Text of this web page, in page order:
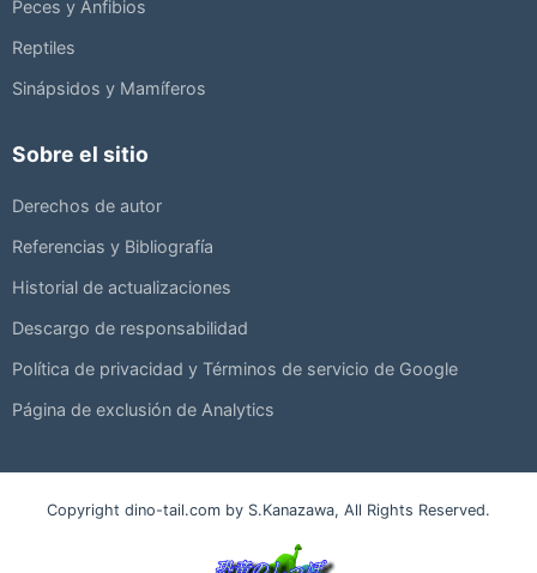
Peces y Anfibios
Reptiles
Sinápsidos y Mamíferos
Sobre el sitio
Derechos de autor
Referencias y Bibliografía
Historial de actualizaciones
Descargo de responsabilidad
Política de privacidad y Términos de servicio de Google
Página de exclusión de Analytics
Copyright dino-tail.com by S.Kanazawa, All Rights Reserved.